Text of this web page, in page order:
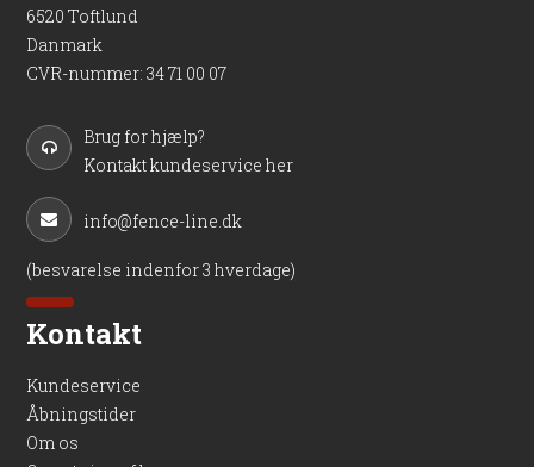
6520 Toftlund
Danmark
CVR-nummer: 34 71 00 07
Brug for hjælp?
Kontakt kundeservice her
info@fence-line.dk
(besvarelse indenfor 3 hverdage)
Kontakt
Kundeservice
Åbningstider
Om os